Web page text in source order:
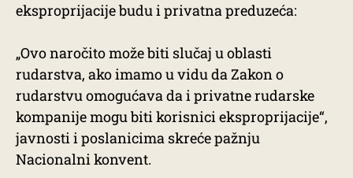
eksproprijacije budu i privatna preduzeća:
„Ovo naročito može biti slučaj u oblasti
rudarstva, ako imamo u vidu da Zakon o
rudarstvu omogućava da i privatne rudarske
kompanije mogu biti korisnici eksproprijacije“,
javnosti i poslanicima skreće pažnju
Nacionalni konvent.